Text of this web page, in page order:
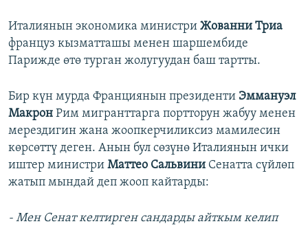
Италиянын экономика министри Жованни Триа
француз кызматташы менен шаршембиде
Парижде өтө турган жолугуудан баш тартты.
Бир күн мурда Франциянын президенти Эммануэл
Макрон Рим мигранттарга портторун жабуу менен
мерездигин жана жоопкерчиликсиз мамилесин
көрсөттү деген. Анын бул сөзүнө Италиянын ички
иштер министри Маттео Сальвини Сенатта сүйлөп
жатып мындай деп жооп кайтарды:
- Мен Сенат келтирген сандарды айткым келип